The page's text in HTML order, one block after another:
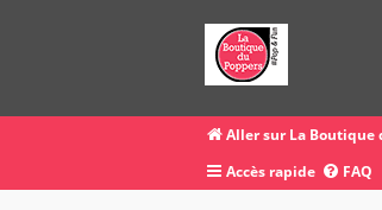
Aller sur La Boutique
Accès rapide
FAQ